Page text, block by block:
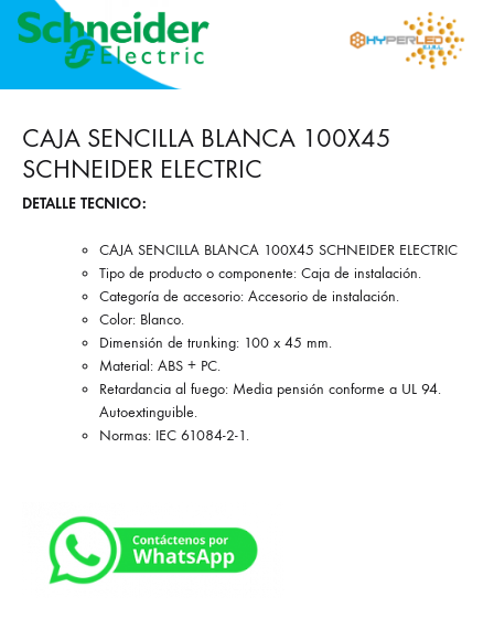
CAJA SENCILLA BLANCA 100X45
SCHNEIDER ELECTRIC
DETALLE TECNICO:
CAJA SENCILLA BLANCA 100X45 SCHNEIDER ELECTRIC
Tipo de producto o componente: Caja de instalación.
Categoría de accesorio: Accesorio de instalación.
Color: Blanco.
Dimensión de trunking: 100 x 45 mm.
Material: ABS + PC.
Retardancia al fuego: Media pensión conforme a UL 94.
Autoextinguible.
Normas: IEC 61084-2-1.